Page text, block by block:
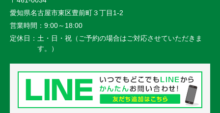
愛知県名古屋市東区豊前町３丁目1-2
営業時間： 9:00～18:00
定休日： 土・日・祝（ご予約の場合はご対応させていただきま
す。）